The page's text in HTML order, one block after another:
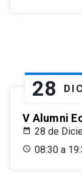
28 DIC
V Alumni
28 de
08:30 a